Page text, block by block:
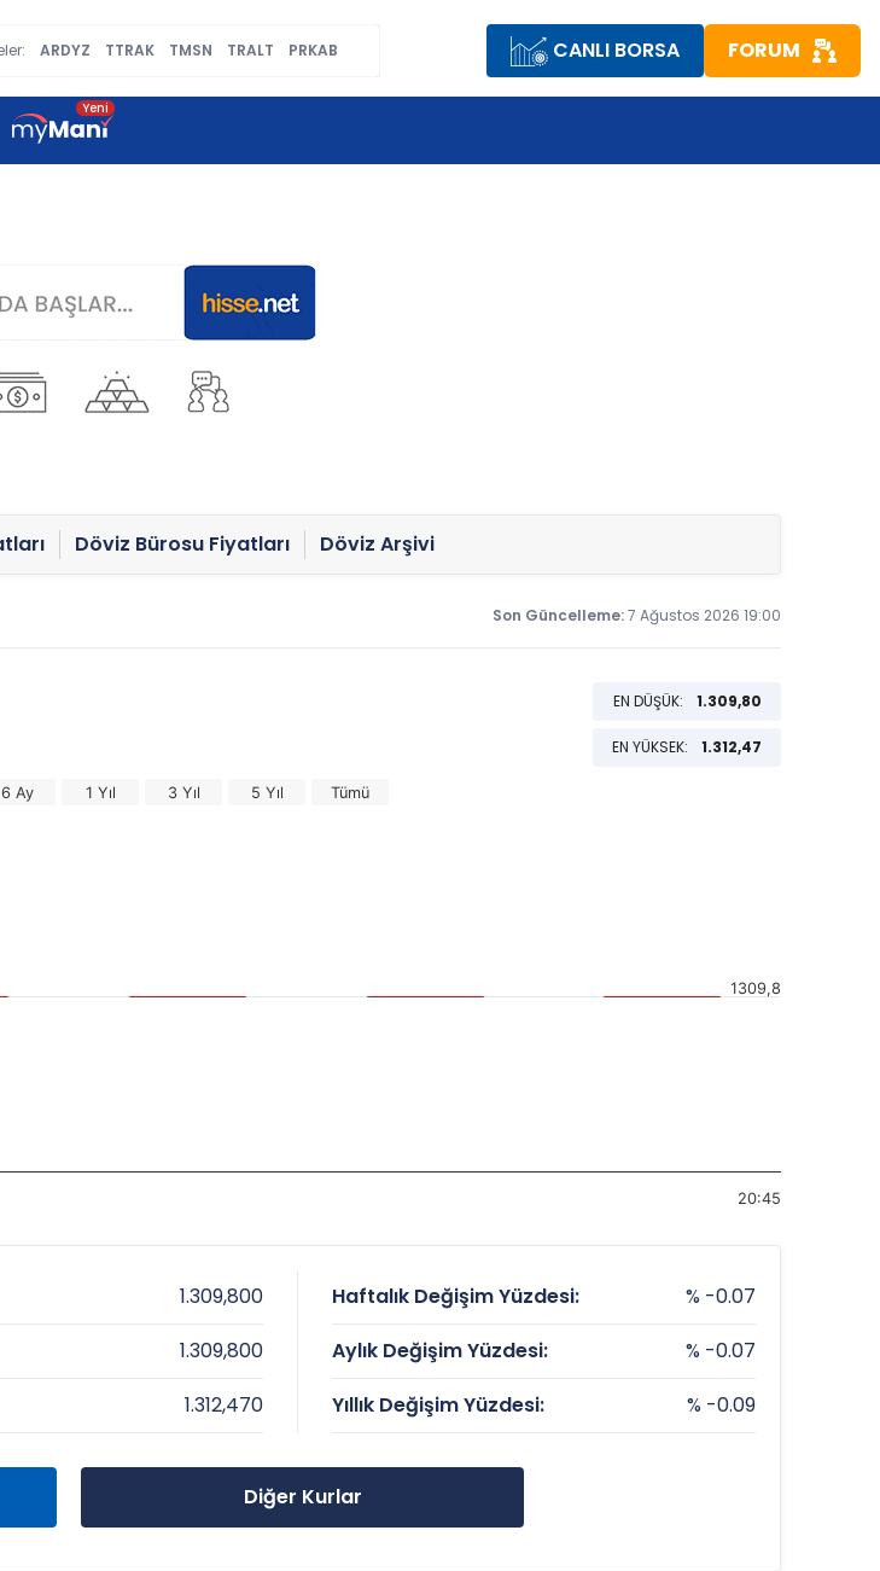
ARDYZ TTRAK TMSN TRALT PRKAB CANLI BORSA FORUM
Döviz Bürosu Fiyatları Döviz Arşivi
Son Güncelleme:7 Ağustos 2026 19:00
EN DÜŞÜK: 1.309,80
EN YÜKSEK: 1.312,47
6 Ay 1 Yıl 3 Yıl 5 Yıl Tümü
20:45
1309,8
1.309,800
1.309,800
1.312,470
Haftalık Değişim Yüzdesi:
% -0.07
Aylık Değişim Yüzdesi:
% -0.07
Yıllık Değişim Yüzdesi:
% -0.09
Diğer Kurlar